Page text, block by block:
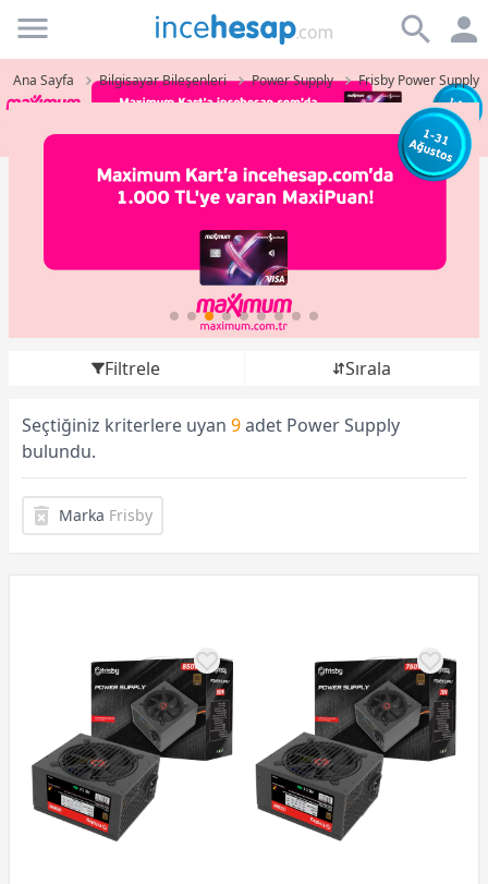
Incehesap
Ana Sayfa Bilgisayar Bileşenleri Power Supply Frisby Power Supply
Filtrele Sırala
Seçtiğiniz kriterlere uyan 9adet Power Supply
bulundu.
Marka Frisby